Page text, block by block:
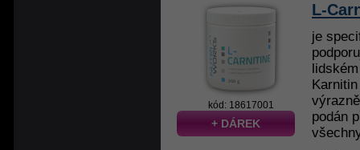
kód: 18617001
+ DÁREK
L-
je
podán